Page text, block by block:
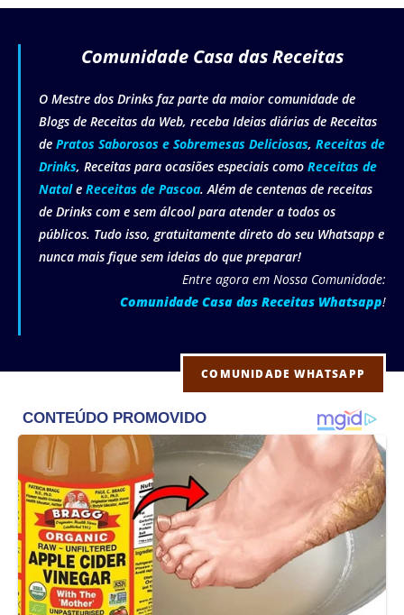
Comunidade Casa das Receitas
O Mestre dos Drinks faz parte da maior comunidade de
Blogs de Receitas da Web, receba Ideias diárias de Receitas
de Pratos Saborosos e Sobremesas Deliciosas, Receitas de
Drinks, Receitas para ocasiões especiais como Receitas de
Natale Receitas de Pascoa. Além de centenas de receitas
de Drinks com e sem álcool para atender a todos os
públicos. Tudo isso, gratuitamente direto do seu Whatsapp e
nunca mais fique sem ideias do que preparar!
Entre agora em Nossa Comunidade:
Comunidade Casa das Receitas Whatsapp!
COMUNIDADE WHATSAPP